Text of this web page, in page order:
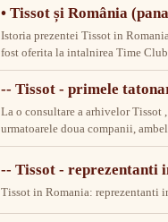
• Tissot și România
Istoria prezentei Tissot in
fost oferita la intalnirea Time
-- Tissot - primele
La o consultare a arhivelor Tissot
urmatoarele doua companii,
-- Tissot - reprezentanti
Tissot in Romania: reprezentanti